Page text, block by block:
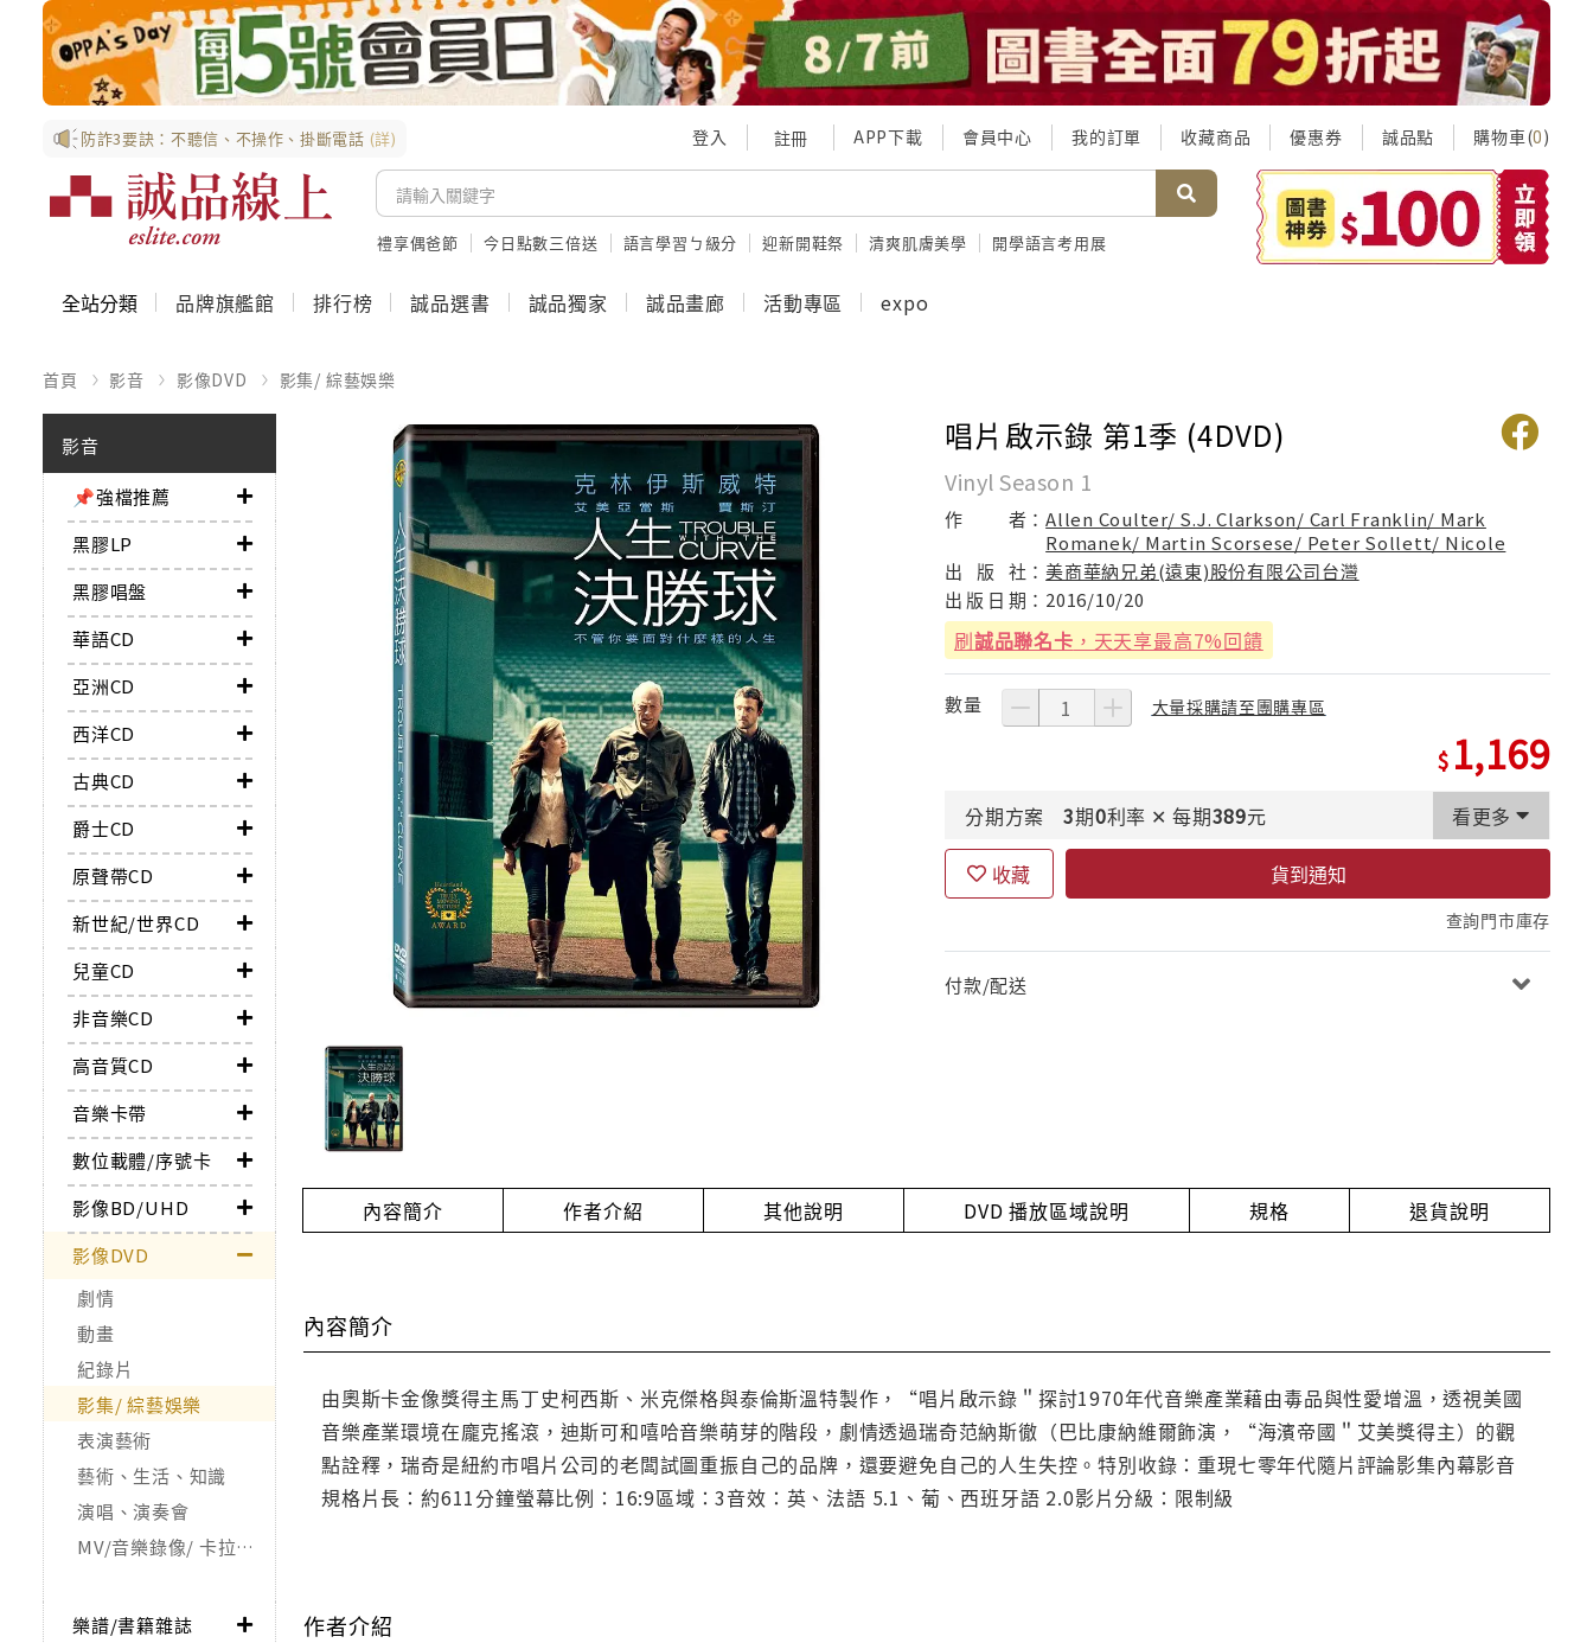
防詐3要訣：不聽信、不操作、掛斷電話 (詳) 登入 註冊 APP下載 會員中心 我的訂單 收藏商品 優惠券 誠品點 購物車(0)
禮享偶爸節 今日點數三倍送 語言學習ㄅ級分 迎新開鞋祭 清爽肌膚美學 開學語言考用展
全站分類 品牌旗艦館 排行榜 誠品選書 誠品獨家 誠品畫廊 活動專區 expo
首頁 影音 影像DVD 影集/ 綜藝娛樂
影音
📌強檔推薦
黑膠LP
黑膠唱盤
華語CD
亞洲CD
西洋CD
古典CD
爵士CD
原聲帶CD
新世紀/世界CD
兒童CD
非音樂CD
高音質CD
音樂卡帶
數位載體/序號卡
影像BD/UHD
影像DVD
劇情
動畫
紀錄片
影集/ 綜藝娛樂
表演藝術
藝術、生活、知識
演唱、演奏會
MV/音樂錄像/ 卡拉OK
樂譜/書籍雜誌
唱片啟示錄 第1季 (4DVD)
Vinyl Season 1
作 者：Allen Coulter/ S.J. Clarkson/ Carl Franklin/ Mark
Romanek/ Martin Scorsese/ Peter Sollett/ Nicole
出
版 社：美商華納兄弟(遠東)股份有限公司台灣
出 版 日 期： 2016/10/20
刷誠品聯名卡 ，天天享最高7%回饋
數量 大量採購請至團購專區
1,169
分期方案 3期0利率 ✕ 每期389元 看更多
收藏 貨到通知
查詢門市庫存
付款/配送
內容簡介 作者介紹 其他說明 DVD 播放區域說明 規格 退貨說明
內容簡介
由奧斯卡金像獎得主馬丁史柯西斯、米克傑格與泰倫斯溫特製作，“唱片啟示錄＂探討1970年代音樂產業藉由毒品與性愛增溫，透視美國
音樂產業環境在龐克搖滾，迪斯可和嘻哈音樂萌芽的階段，劇情透過瑞奇范納斯徹（巴比康納維爾飾演，“海濱帝國＂艾美獎得主）的觀
點詮釋，瑞奇是紐約市唱片公司的老闆試圖重振自己的品牌，還要避免自己的人生失控。特別收錄：重現七零年代隨片評論影集內幕影音
規格片長：約611分鐘螢幕比例：16:9區域：3音效：英、法語 5.1、葡、西班牙語 2.0影片分級：限制級
作者介紹